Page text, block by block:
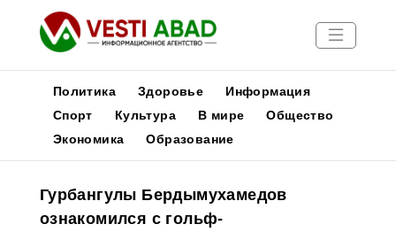
Новости
Медиа
Афиша
Политика Здоровье
Информация
Спорт
Культура В мире
Общество
Экономика
Образование
Гурбангулы Бердымухамедов
ознакомился с гольф-